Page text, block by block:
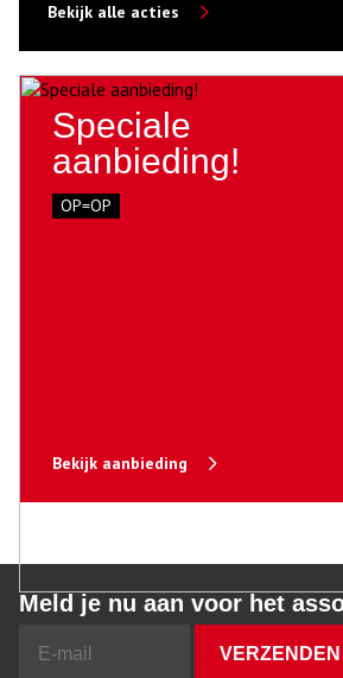
Bekijk alle acties
Speciale
aanbieding!
OP=OP
Bekijk aanbieding
Meld je nu aan voor het